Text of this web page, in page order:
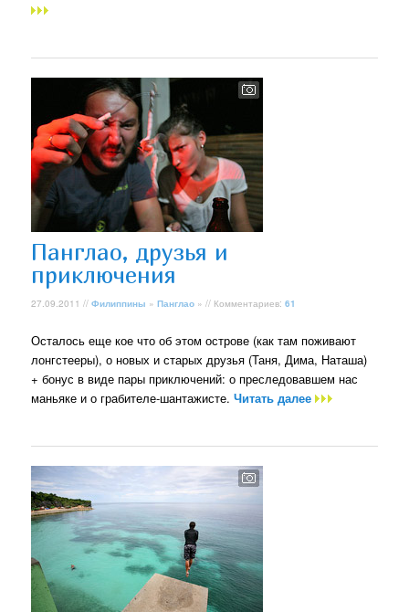
Панглао, друзья и
приключения
27.09.2011 //Филиппины »Панглао » // Комментариев:61
Осталось еще кое что об этом острове (как там поживают
лонгстееры), о новых и старых друзья (Таня, Дима, Наташа)
+ бонус в виде пары приключений: о преследовавшем нас
маньяке и о грабителе-шантажисте.Читать далее